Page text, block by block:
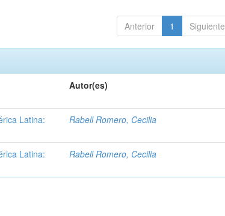
Anterior 1 Siguiente
Autor(es)
Latina:
Rabell Romero, Cecilia
Latina:
Rabell Romero, Cecilia